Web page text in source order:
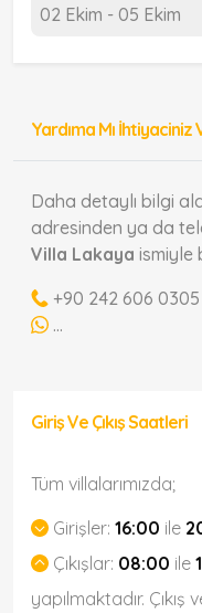
02 Ekim - 05 Ekim
Yardıma Mı İhtiyaciniz
Daha detaylı bilgi
adresinden ya da
Villa Lakaya ismiyle
+90 242 606 0305
...
Giriş Ve Çıkış Saatleri
Tüm villalarımızda;
Girişler: 16:00 ile
Çıkışlar: 08:00 ile
yapılmaktadır.